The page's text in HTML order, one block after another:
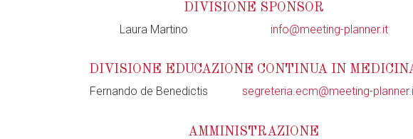
DIVISIONE SPONSOR
Laura Martino info@meeting-planner.it
DIVISIONE EDUCAZIONE CONTINUA IN
Fernando de Benedictis segreteria.ecm@meeting-
AMMINISTRAZIONE